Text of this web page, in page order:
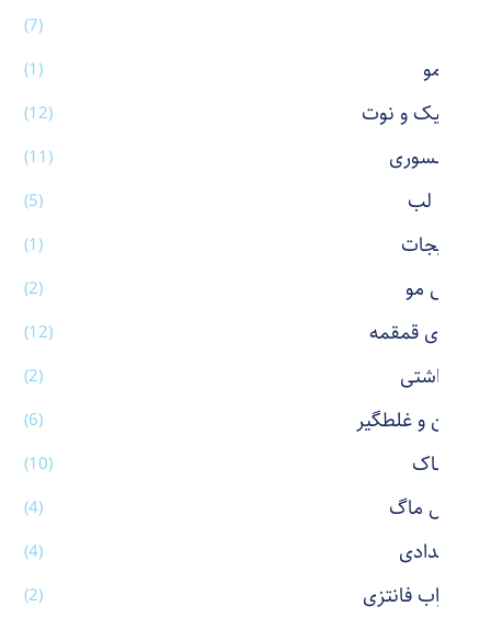
(7)
اتو مو (1)
استیک و نوت (12)
اکسسوری (11)
بالم لب (5)
بدلیجات (1)
برس مو (2)
بطری قمقمه (12)
بهداشتی (2)
پاکن و غلطگیر (6)
پوشاک (10)
تراول ماگ (4)
جامدادی (4)
جوراب فانتزی (2)